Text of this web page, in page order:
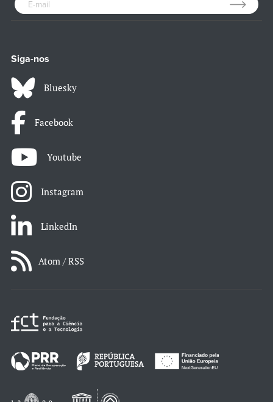
Siga-nos
Bluesky
Facebook
Youtube
Instagram
LinkedIn
Atom / RSS